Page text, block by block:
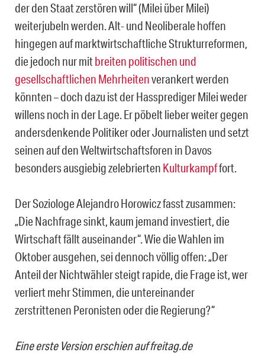
der den Staat zerstören will“ (Milei über Milei)
weiterjubeln werden. Alt- und Neoliberale hoffen
hingegen auf marktwirtschaftliche Strukturreformen,
die jedoch nur mitbreiten politischen und
gesellschaftlichen Mehrheitenverankert werden
könnten – doch dazu ist der Hassprediger Milei weder
willens noch in der Lage. Er pöbelt lieber weiter gegen
andersdenkende Politiker oder Journalisten und setzt
seinen auf den Weltwirtschaftsforen in Davos
besonders ausgiebig zelebrierten Kulturkampffort.
Der Soziologe Alejandro Horowicz fasst zusammen:
„Die Nachfrage sinkt, kaum jemand investiert, die
Wirtschaft fällt auseinander“. Wie die Wahlen im
Oktober ausgehen, sei dennoch völlig offen: „Der
Anteil der Nichtwähler steigt rapide, die Frage ist, wer
verliert mehr Stimmen, die untereinander
zerstrittenen Peronisten oder die Regierung?“
Eine erste Version erschien auf freitag.de